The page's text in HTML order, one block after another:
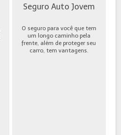
Seguro Auto Jovem
O seguro para você que tem
um longo caminho pela
frente, além de proteger seu
carro, tem vantagens.